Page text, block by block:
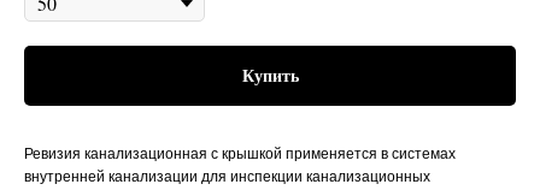
Купить
Ревизия канализационная с крышкой применяется в системах
внутренней канализации для инспекции канализационных